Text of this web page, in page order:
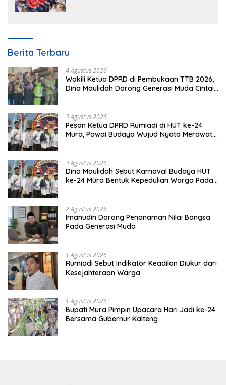
Berita Terbaru
4 Agustus 2026
Wakili Ketua DPRD di Pembukaan TTB 2026,
Dina Maulidah Dorong Generasi Muda Cintai
3 Agustus 2026
Pesan Ketua DPRD Rumiadi di HUT ke-24
Mura, Pawai Budaya Wujud Nyata Merawat
3 Agustus 2026
Dina Maulidah Sebut Karnaval Budaya HUT
ke-24 Mura Bentuk Kepedulian Warga Pada
2 Agustus 2026
Imanudin Dorong Penanaman Nilai Bangsa
Pada Generasi Muda
1 Agustus 2026
Rumiadi Sebut Indikator Keadilan Diukur dari
Kesejahteraan Warga
1 Agustus 2026
Bupati Mura Pimpin Upacara Hari Jadi ke-24
Bersama Gubernur Kalteng